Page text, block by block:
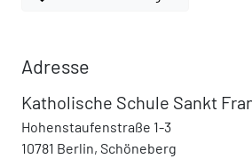
Adresse
Katholische Schule Sankt
Hohenstaufenstraße 1-3
10781 Berlin, Schöneberg